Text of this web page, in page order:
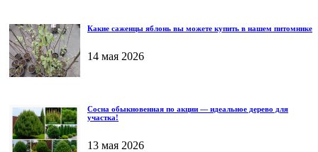
Какие саженцы яблонь вы можете купить в нашем питомнике
14 мая 2026
Сосна обыкновенная по акции — идеальное дерево для
участка!
13 мая 2026